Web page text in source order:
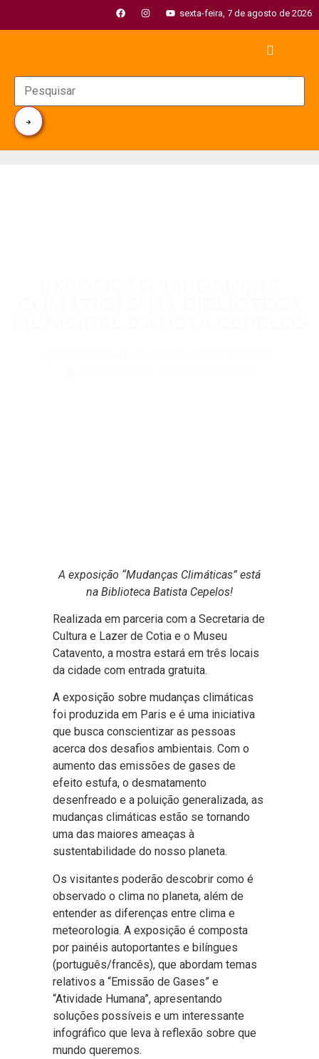
sexta-feira, 7 de agosto de 2026
A exposição “Mudanças Climáticas” está
na Biblioteca Batista Cepelos!
Realizada em parceria com a Secretaria de
Cultura e Lazer de Cotia e o Museu
Catavento, a mostra estará em três locais
da cidade com entrada gratuita.
A exposição sobre mudanças climáticas
foi produzida em Paris e é uma iniciativa
que busca conscientizar as pessoas
acerca dos desafios ambientais. Com o
aumento das emissões de gases de
efeito estufa, o desmatamento
desenfreado e a poluição generalizada, as
mudanças climáticas estão se tornando
uma das maiores ameaças à
sustentabilidade do nosso planeta.
Os visitantes poderão descobrir como é
observado o clima no planeta, além de
entender as diferenças entre clima e
meteorologia. A exposição é composta
por painéis autoportantes e bilíngues
(português/francês), que abordam temas
relativos a “Emissão de Gases” e
“Atividade Humana”, apresentando
soluções possíveis e um interessante
infográfico que leva à reflexão sobre que
mundo queremos.